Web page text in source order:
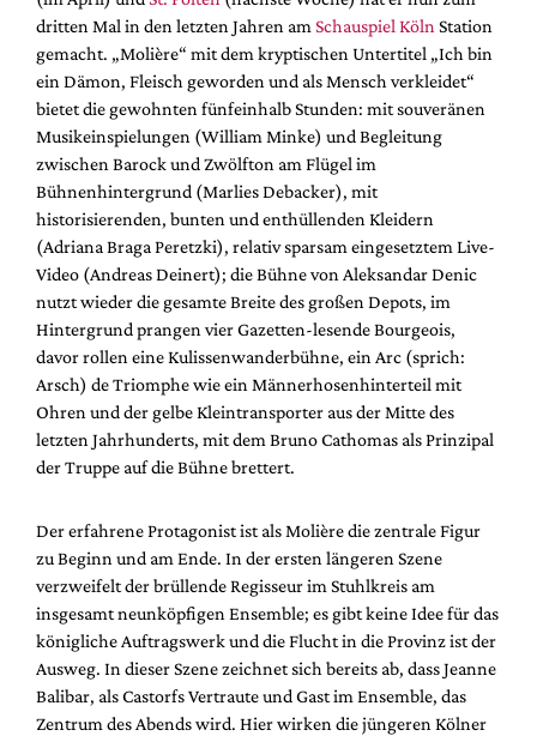
Redaktion
Autor:innen
Partner
Mediadaten
Suche
dritten Mal in den letzten Jahren am Schauspiel Köln Station
gemacht. „Molière“ mit dem kryptischen Untertitel „Ich bin
ein Dämon, Fleisch geworden und als Mensch verkleidet“
bietet die gewohnten fünfeinhalb Stunden: mit souveränen
Musikeinspielungen (William Minke) und Begleitung
zwischen Barock und Zwölfton am Flügel im
Bühnenhintergrund (Marlies Debacker), mit
historisierenden, bunten und enthüllenden Kleidern
(Adriana Braga Peretzki), relativ sparsam eingesetztem Live-
Video (Andreas Deinert); die Bühne von Aleksandar Denic
nutzt wieder die gesamte Breite des großen Depots, im
Hintergrund prangen vier Gazetten-lesende Bourgeois,
davor rollen eine Kulissenwanderbühne, ein Arc (sprich:
Arsch) de Triomphe wie ein Männerhosenhinterteil mit
Ohren und der gelbe Kleintransporter aus der Mitte des
letzten Jahrhunderts, mit dem Bruno Cathomas als Prinzipal
der Truppe auf die Bühne brettert.
Der erfahrene Protagonist ist als Molière die zentrale Figur
zu Beginn und am Ende. In der ersten längeren Szene
verzweifelt der brüllende Regisseur im Stuhlkreis am
insgesamt neunköpfigen Ensemble; es gibt keine Idee für das
königliche Auftragswerk und die Flucht in die Provinz ist der
Ausweg. In dieser Szene zeichnet sich bereits ab, dass Jeanne
Balibar, als Castorfs Vertraute und Gast im Ensemble, das
Zentrum des Abends wird. Hier wirken die jüngeren Kölner